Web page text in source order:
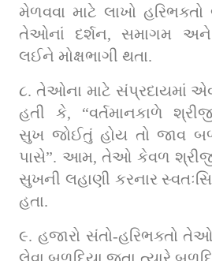
મેળવવા માટે લાખો
તેઓનાં દર્શન, સમાગમ અને
લઈને મોક્ષભાગી થતા.
૮. તેઓના માટે સંપ્રદાયમાં
હતી કે, “વર્તમાનકાળે
સુખ જોઈતું હોય તો જાવ
પાસે”. આમ, તેઓ કેવળ
સુખની લહાણી કરનાર
હતા.
૯. હજારો સંતો-હરિભક્તો